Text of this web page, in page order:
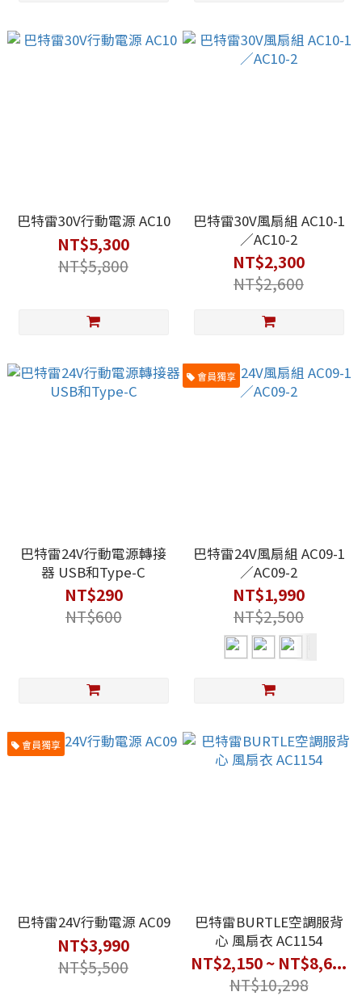
巴特雷30V行動電源 AC10
NT$5,300
NT$5,800
巴特雷30V風扇組 AC10-1
／AC10-2
NT$2,300
NT$2,600
巴特雷24V行動電源轉接
器 USB和Type-C
NT$290
NT$600
會員獨享
巴特雷24V風扇組 AC09-1
／AC09-2
NT$1,990
NT$2,500
會員獨享
巴特雷24V行動電源 AC09
NT$3,990
NT$5,500
巴特雷BURTLE空調服背
心 風扇衣 AC1154
NT$2,150 ~ NT$8,6...
NT$10,298